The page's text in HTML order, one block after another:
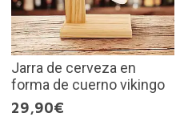
Jarra de cerveza en
forma de cuerno vikingo
29,90€